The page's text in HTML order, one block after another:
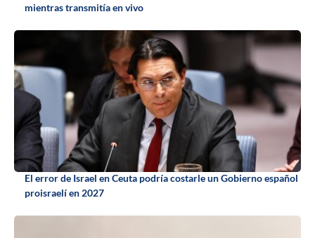
mientras transmitía en vivo
El error de Israel en Ceuta podría costarle un Gobierno español
proisraelí en 2027